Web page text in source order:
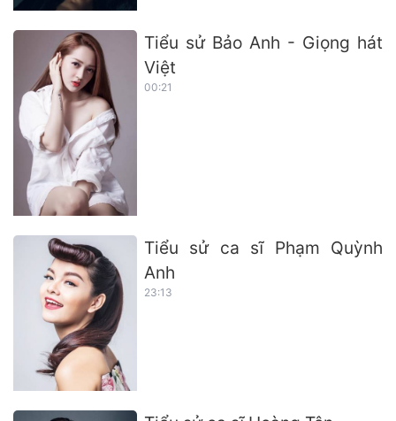
Tiểu sử Bảo Anh - Giọng hát
Việt
00:21
Tiểu sử ca sĩ Phạm Quỳnh
Anh
23:13